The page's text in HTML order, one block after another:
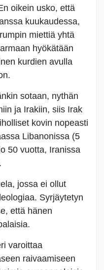
oikein usko, että
kuukaudessa,
miettiä yhtä
hyökätään
kurdien avulla
sotaan, nythän
ja Irakiin, siis Irak
kovin nopeasti
Libanonissa (5
50 vuotta, Iranissa
jossa ei ollut
Syrjäytetyn
että hänen
varoittaa
raivaamiseen